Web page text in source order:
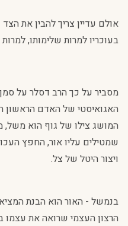
אולם עדיין צריך להבין את
בעוכריו למרות שלימותו,
מסביר על כך הרב דסלר על
האגואיסטי של האדם הראשון
המושג צילו של גוף הוא
שמטילים עליו אור, החפץ
ויצור היטל של צל.
בנמשל - האור הוא הבנת
הרצון העצמי שרואה את עצמו